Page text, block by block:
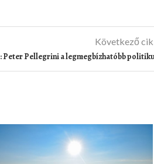
Következő
Peter Pellegrini a legmegbízhatóbb